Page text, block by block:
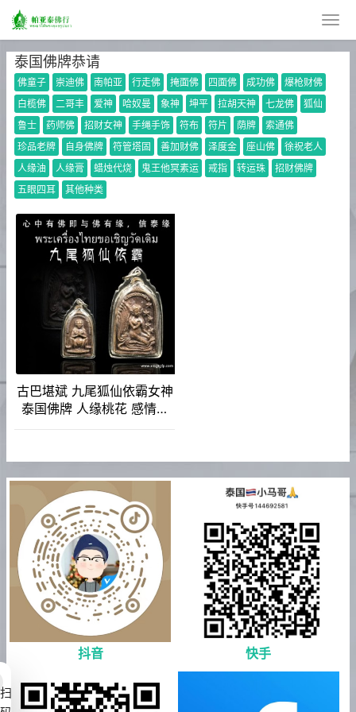
泰国佛牌恭请
佛童子 崇迪佛 南帕亚 行走佛 掩面佛 四面佛 成功佛
爆枪财佛
白榄佛
二哥丰 爱神 哈奴曼 象神 坤平 拉胡天神 七龙佛
狐仙
鲁士
药师佛 招财女神 手绳手饰 符布 符片 荫牌
索通佛
珍品老牌
自身佛牌 符管塔固 善加财佛 泽度金 座山佛
徐祝老人
人缘油
人缘膏 蜡烛代烧 鬼王他冥素运 戒指 转运珠
招财佛牌
五眼四耳
其他种类
古巴堪斌 九尾狐仙依霸女神
泰国佛牌 人缘桃花 感情姻
抖音 快手
扫